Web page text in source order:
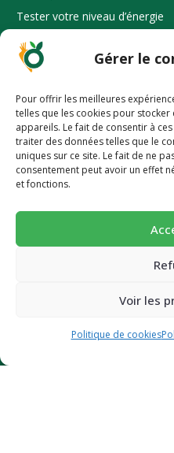
Gérer le
Pour offrir les meilleures
telles que les cookies pour
appareils. Le fait de consentir à
traiter des données telles que le
uniques sur ce site. Le fait de ne
consentement peut avoir un effet
et fonctions.
Voir les
Politique de cookies
Tester votre niveau d’énergie
Où nous trouver
INFORMATION
Mode d’emploi
FAQ
Dossier presse
Politique de cookies (UE)
-10% pour
Succombez à nos pains